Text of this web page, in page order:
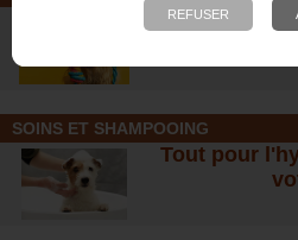
De
SOINS ET SHAMPOOING
Tout pour